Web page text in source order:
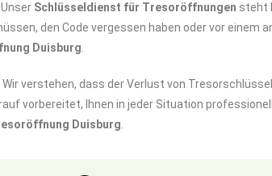
. Unser Schlüsseldienst für Tresoröffnungen steht
den Code vergessen haben oder vor einem
Duisburg
. Wir verstehen, dass der Verlust von
vorbereitet, Ihnen in jeder Situation
Duisburg